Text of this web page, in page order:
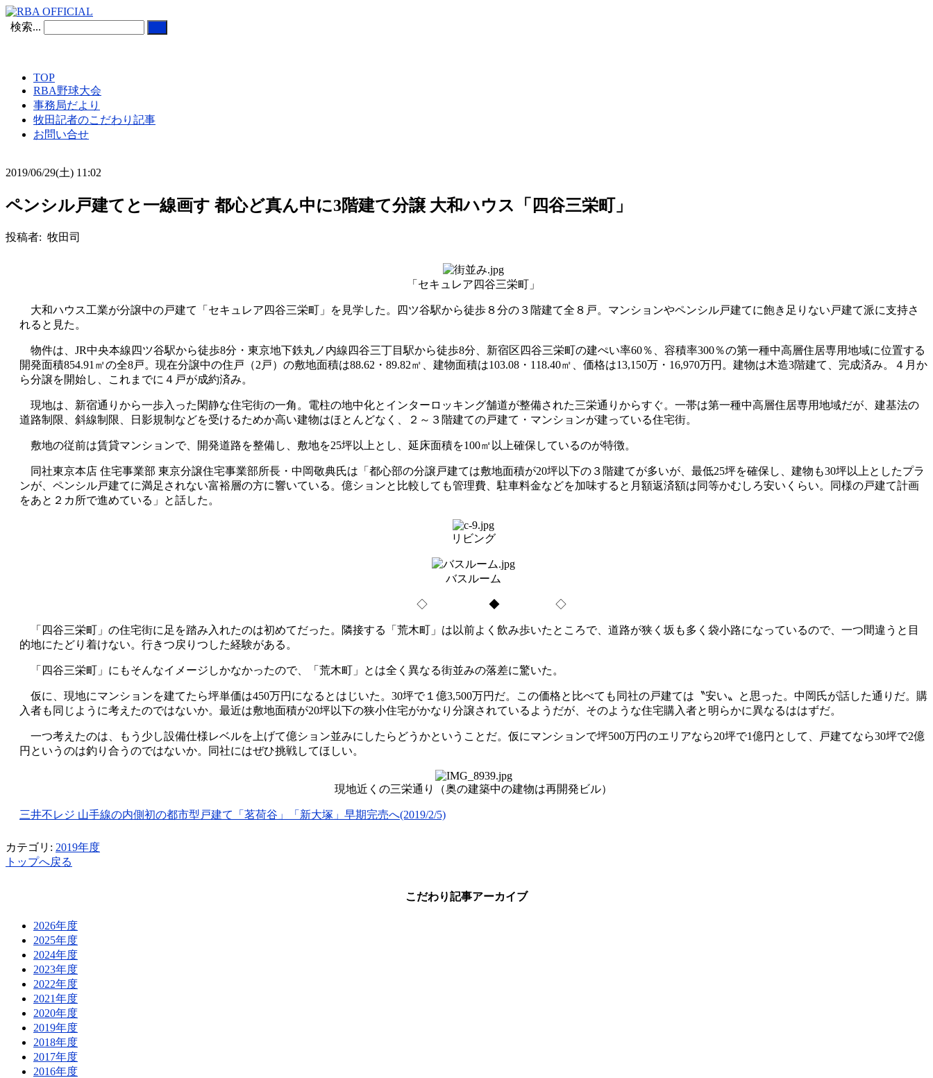
検索...
TOP
RBA野球大会
事務局だより
牧田記者のこだわり記事
お問い合せ
2019/06/29(土) 11:02
ペンシル戸建てと一線画す 都心ど真ん中に3階建て分譲 大和ハウス「四谷三栄町」
投稿者: 牧田司
「セキュレア四谷三栄町」
大和ハウス工業が分譲中の戸建て「セキュレア四谷三栄町」を見学した。四ツ谷駅から徒歩８分の３階建て全８戸。マンションやペンシル戸建てに飽き足りない戸建て派に支持さ
れると見た。
物件は、JR中央本線四ツ谷駅から徒歩8分・東京地下鉄丸ノ内線四谷三丁目駅から徒歩8分、新宿区四谷三栄町の建ぺい率60％、容積率300％の第一種中高層住居専用地域に位置する
開発面積854.91㎡の全8戸。現在分譲中の住戸（2戸）の敷地面積は88.62・89.82㎡、建物面積は103.08・118.40㎡、価格は13,150万・16,970万円。建物は木造3階建て、完成済み。４月か
ら分譲を開始し、これまでに４戸が成約済み。
現地は、新宿通りから一歩入った閑静な住宅街の一角。電柱の地中化とインターロッキング舗道が整備された三栄通りからすぐ。一帯は第一種中高層住居専用地域だが、建基法の
道路制限、斜線制限、日影規制などを受けるためか高い建物はほとんどなく、２～３階建ての戸建て・マンションが建っている住宅街。
敷地の従前は賃貸マンションで、開発道路を整備し、敷地を25坪以上とし、延床面積を100㎡以上確保しているのが特徴。
同社東京本店 住宅事業部 東京分譲住宅事業部所長・中岡敬典氏は「都心部の分譲戸建ては敷地面積が20坪以下の３階建てが多いが、最低25坪を確保し、建物も30坪以上としたプラ
ンが、ペンシル戸建てに満足されない富裕層の方に響いている。億ションと比較しても管理費、駐車料金などを加味すると月額返済額は同等かむしろ安いくらい。同様の戸建て計画
をあと２カ所で進めている」と話した。
リビング
バスルーム
◇ ◆ ◇
「四谷三栄町」の住宅街に足を踏み入れたのは初めてだった。隣接する「荒木町」は以前よく飲み歩いたところで、道路が狭く坂も多く袋小路になっているので、一つ間違うと目
的地にたどり着けない。行きつ戻りつした経験がある。
「四谷三栄町」にもそんなイメージしかなかったので、「荒木町」とは全く異なる街並みの落差に驚いた。
仮に、現地にマンションを建てたら坪単価は450万円になるとはじいた。30坪で１億3,500万円だ。この価格と比べても同社の戸建ては〝安い〟と思った。中岡氏が話した通りだ。購
入者も同じように考えたのではないか。最近は敷地面積が20坪以下の狭小住宅がかなり分譲されているようだが、そのような住宅購入者と明らかに異なるははずだ。
一つ考えたのは、もう少し設備仕様レベルを上げて億ション並みにしたらどうかということだ。仮にマンションで坪500万円のエリアなら20坪で1億円として、戸建てなら30坪で2億
円というのは釣り合うのではないか。同社にはぜひ挑戦してほしい。
現地近くの三栄通り（奥の建築中の建物は再開発ビル）
三井不レジ 山手線の内側初の都市型戸建て「茗荷谷」「新大塚」早期完売へ(2019/2/5)
カテゴリ: 2019年度
トップへ戻る
こだわり記事アーカイブ
2026年度
2025年度
2024年度
2023年度
2022年度
2021年度
2020年度
2019年度
2018年度
2017年度
2016年度